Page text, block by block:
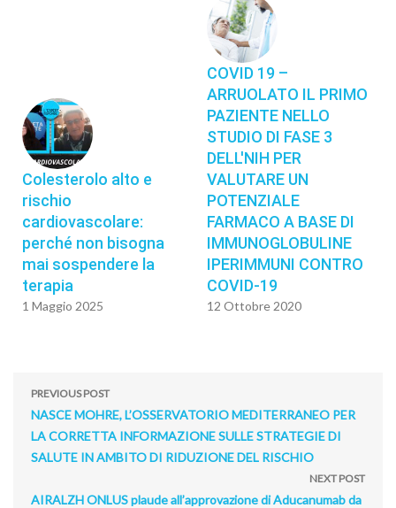
Colesterolo alto e
rischio
cardiovascolare:
perché non bisogna
mai sospendere la
terapia
1 Maggio 2025
COVID 19 –
ARRUOLATO IL PRIMO
PAZIENTE NELLO
STUDIO DI FASE 3
DELL'NIH PER
VALUTARE UN
POTENZIALE
FARMACO A BASE DI
IMMUNOGLOBULINE
IPERIMMUNI CONTRO
COVID-19
12 Ottobre 2020
PREVIOUS POST
NASCE MOHRE, L’OSSERVATORIO MEDITERRANEO PER
LA CORRETTA INFORMAZIONE SULLE STRATEGIE DI
SALUTE IN AMBITO DI RIDUZIONE DEL RISCHIO
NEXT POST
AIRALZH ONLUS plaude all’approvazione di Aducanumab da